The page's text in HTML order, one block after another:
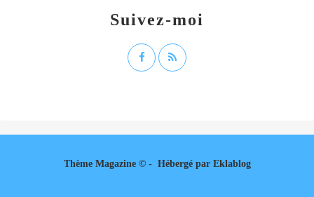
Suivez-moi
Thème Magazine © - Hébergé par Eklablog